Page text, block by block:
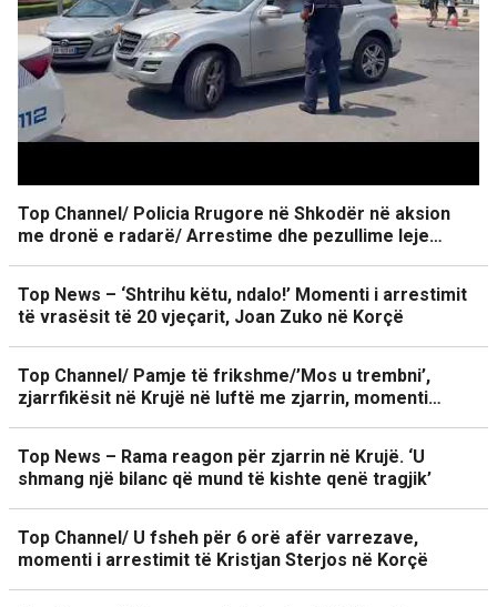
Top Channel/ Policia Rrugore në Shkodër në aksion
me dronë e radarë/ Arrestime dhe pezullime leje…
Top News – ‘Shtrihu këtu, ndalo!’ Momenti i arrestimit
të vrasësit të 20 vjeçarit, Joan Zuko në Korçë
Top Channel/ Pamje të frikshme/’Mos u trembni’,
zjarrfikësit në Krujë në luftë me zjarrin, momenti…
Top News – Rama reagon për zjarrin në Krujë. ‘U
shmang një bilanc që mund të kishte qenë tragjik’
Top Channel/ U fsheh për 6 orë afër varrezave,
momenti i arrestimit të Kristjan Sterjos në Korçë